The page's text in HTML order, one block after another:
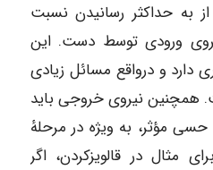
به حداکثر رسانیدن نسبت
ورودی توسط دست. این
و درواقع مسائل زیادی
همچنین نیروی خروجی باید
مؤثر، به ویژه در مرحلهٔ
مثال در قالویزکردن، اگر